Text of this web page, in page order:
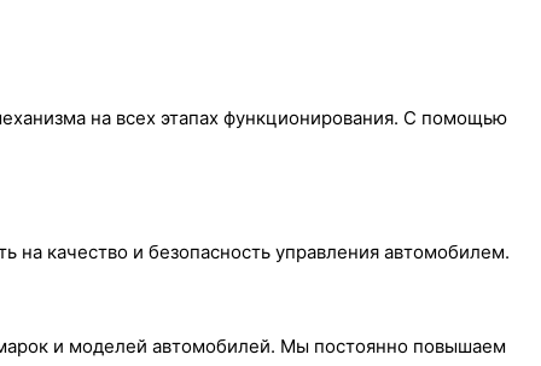
на всех этапах функционирования. С помощью
на качество и безопасность управления автомобилем.
и моделей автомобилей. Мы постоянно повышаем